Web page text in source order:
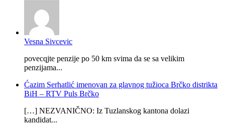
Vesna Sivcevic
povecqjte penzije po 50 km svima da se sa velikim
penzijama...
Ćazim Serhatlić imenovan za glavnog tužioca Brčko distrikta
BiH – RTV Puls Brčko
[…] NEZVANIČNO: Iz Tuzlanskog kantona dolazi
kandidat...